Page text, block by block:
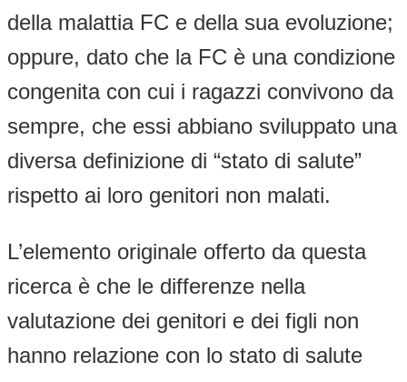
della malattia FC e della sua evoluzione;
oppure, dato che la FC è una condizione
congenita con cui i ragazzi convivono da
sempre, che essi abbiano sviluppato una
diversa definizione di “stato di salute”
rispetto ai loro genitori non malati.
L’elemento originale offerto da questa
ricerca è che le differenze nella
valutazione dei genitori e dei figli non
hanno relazione con lo stato di salute